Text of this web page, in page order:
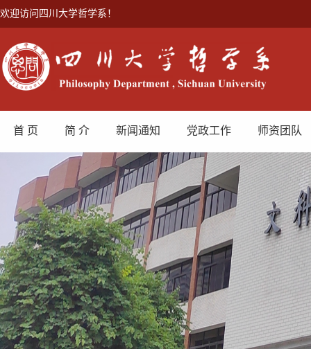
欢迎访问四川大学哲学系！
首 页 简 介 新闻通知 党政工作 师资团队